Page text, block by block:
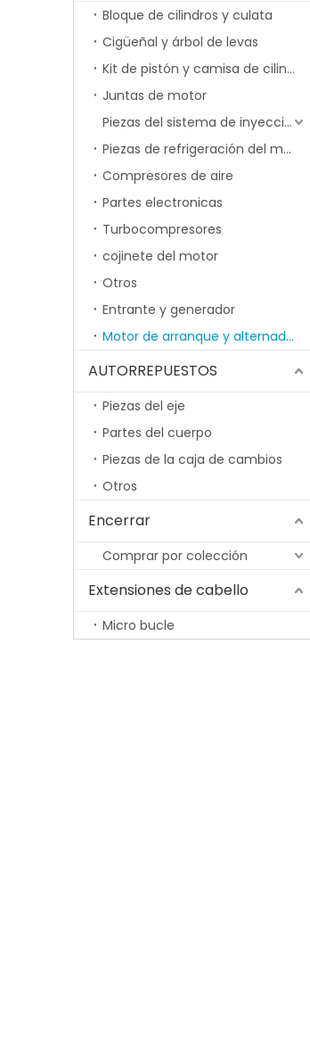
Bloque de cilindros y culata
Cigüeñal y árbol de levas
Kit de pistón y camisa de cilindro
Juntas de motor
Piezas del sistema de inyección de combustible
Piezas de refrigeración del motor
Compresores de aire
Partes electronicas
Turbocompresores
cojinete del motor
Otros
Entrante y generador
Motor de arranque y alternador
AUTORREPUESTOS
Piezas del eje
Partes del cuerpo
Piezas de la caja de cambios
Otros
Encerrar
Comprar por colección
Extensiones de cabello
Micro bucle